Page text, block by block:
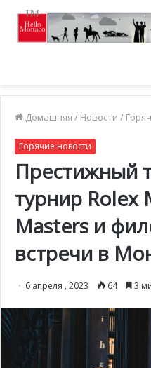
Домашняя / Новости /
Горячие новости
Престижный
турнир Rolex
Masters и
встречи в
6 апреля , 2023 64 3